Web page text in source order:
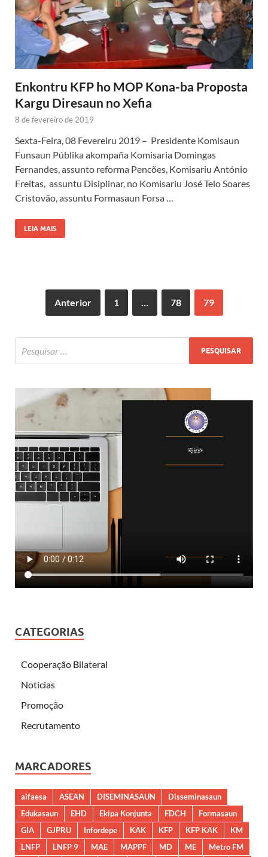
Enkontru KFP ho MOP Kona-ba Proposta
Kargu Diresaun no Xefia
8 de fevereiro de 2019
Sexta-Feira, 08 Fevereiru 2019 – Presidente Komisaun
Funsaun Públika akompaña Komisaria Domingas
Fernandes, assunto reforma Pencões, Komisariu António
Freitas, assuntu Disiplinar, no Komisariu José Telo Soares
Cristovão, assuntu Formasaun Forsa …
LEIA MAIS
Anterior 1 … 78 79
CATEGORIAS
Cooperação Bilateral
Notícias
Promoção
Recrutamento
MARCADORES
aifaesa ASEAN DISEMINASAUN
Disseminasaun
Edukasaun
EHD Ekipa Konjunta FDCH
Formasaun
GIA
GJPRU Infordepe KAK KFP KFP KAK
KM
LNFP
LNFP 9 MAE MAPPF MD ME Metro FM